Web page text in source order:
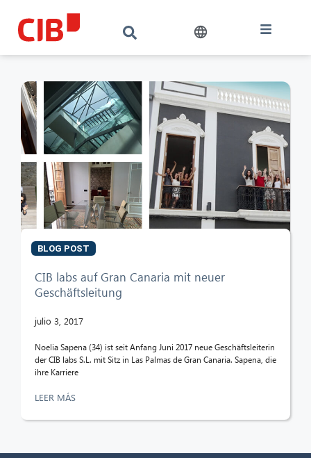
BLOG POST
CIB labs auf Gran Canaria mit neuer
Geschäftsleitung
julio 3, 2017
Noelia Sapena (34) ist seit Anfang Juni 2017 neue Geschäftsleiterin
der CIB labs S.L. mit Sitz in Las Palmas de Gran Canaria. Sapena, die
ihre Karriere
LEER MÁS
CIB AI ChatBot
¡Hola! ¿Qué puedo hacer por ti?